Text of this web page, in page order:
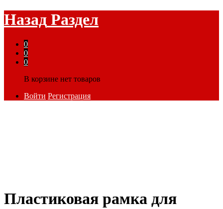
Назад Раздел
0
0
0
В корзине нет товаров
Войти Регистрация
Пластиковая рамка для